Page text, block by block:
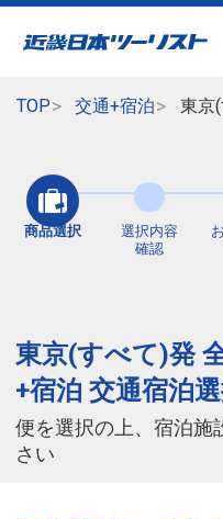
TOP 交通+宿泊 東京
商品選択
選択内容
確認
東京(すべて)発
+宿泊 交通宿泊
便を選択の上、宿泊施
さい